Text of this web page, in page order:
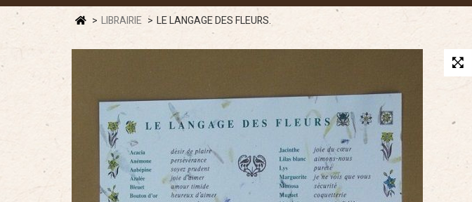
LIBRAIRIE LE LANGAGE DES FLEURS.